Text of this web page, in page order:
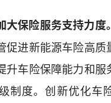
大保险服务支持力度。
促进新能源车险高质
升车险保障能力和
制度。创新优化车